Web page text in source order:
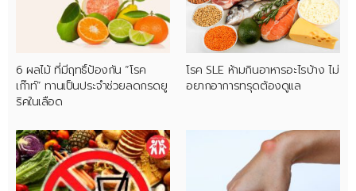
6 ผลไม้ ที่มีฤทธิ์ป้องกัน “โรค
เก๊าท์” ทานเป็นประจำช่วยลดกรดยู
ริคในเลือด
โรค SLE ห้ามกินอาหารอะไรบ้าง ไม่
อยากอาการทรุดต้องดูแล